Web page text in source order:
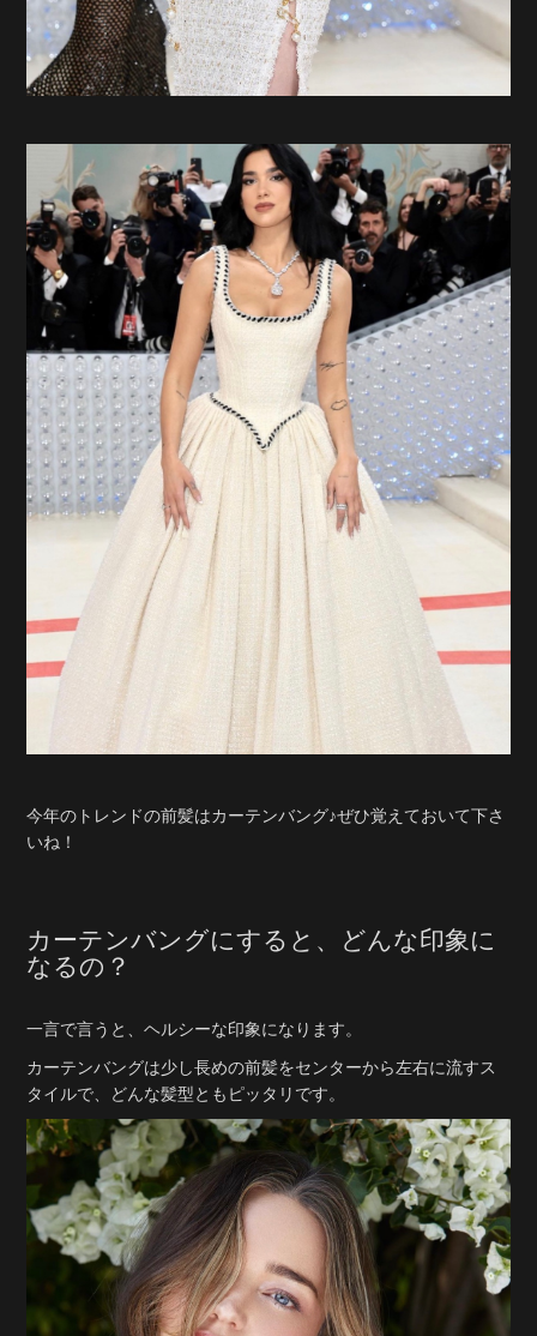
今年のトレンドの前髪はカーテンバング♪ぜひ覚えておいて下さ
いね！
カーテンバングにすると、どんな印象に
なるの？
一言で言うと、ヘルシーな印象になります。
カーテンバングは少し長めの前髪をセンターから左右に流すス
タイルで、どんな髪型ともピッタリです。